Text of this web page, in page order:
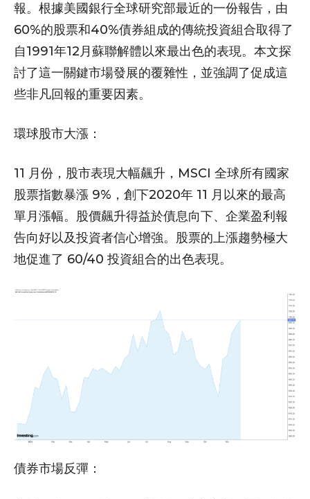
報。根據美國銀行全球研究部最近的一份報告，由
60%的股票和40%債券組成的傳統投資組合取得了
自1991年12月蘇聯解體以來最出色的表現。本文探
討了這一關鍵市場發展的覆雜性，並強調了促成這
些非凡回報的重要因素。
環球股市大漲：
11 月份，股市表現大幅飆升，MSCI 全球所有國家
股票指數暴漲 9%，創下2020年 11 月以來的最高
單月漲幅。股價飆升得益於債息向下、企業盈利報
告向好以及投資者信心增強。股票的上漲趨勢極大
地促進了 60/40 投資組合的出色表現。
債券市場反彈：